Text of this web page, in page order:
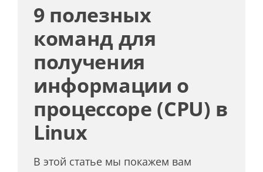
9 полезных
команд для
получения
информации о
процессоре (CPU) в
Linux
В этой статье мы покажем вам